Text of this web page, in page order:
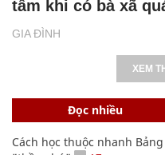
GIA ĐÌNH
tâm khi có bà xã
XEM
Đọc nhiều
Cách học thuộc nhanh